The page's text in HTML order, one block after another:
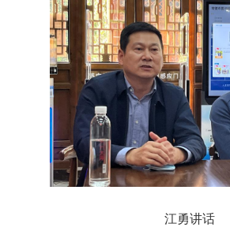
江勇讲话